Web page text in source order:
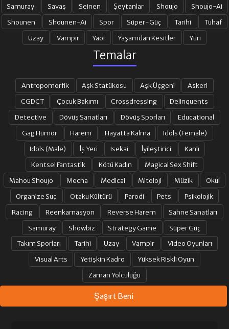
21. BÖLÜM 22. BÖLÜM
24. BÖLÜM
25. BÖLÜM FINAL OVA
Samuray Savaş Seinen Şeytanlar Shoujo
Shoujo-Ai
Shounen
Shounen-Ai Spor Süper-Güç Tarihi
Tuhaf
Uzay
Vampir Yaoi Yaşamdan Kesitler Yuri
Temalar
Antropomorfik Aşk Statükosu Aşk Üçgeni
Askeri
CGDCT
Çocuk Bakımı Crossdressing
Delinquents
Detective
Dövüş Sanatları Dövüş Sporları
Educational
Gag Humor
Harem Hayatta Kalma
Idols (Female)
Idols (Male)
İş Yeri Isekai İyileştirici
Kanlı
Kentsel Fantastik
Kötü Kadın
Magical Sex Shift
Mahou Shoujo
Mecha Medical Mitoloji Müzik
Okul
Organize Suç
Otaku Kültürü Parodi Pets
Psikolojik
Racing
Reenkarnasyon Reverse Harem
Sahne Sanatları
Samuray
Showbiz Strategy Game
Süper Güç
Takım Sporları
Tarihi Uzay Vampir
Video Oyunları
Visual Arts
Yetişkin Kadro
Yüksek Riskli Oyun
Zaman Yolculuğu
Şaşırt Beni